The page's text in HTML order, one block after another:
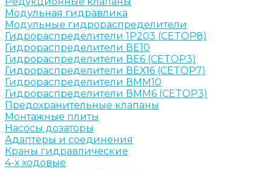
Модульная гидравлика
Модульные гидрораспределители
Гидрораспределители 1Р203 (CETOP8)
Гидрораспределители ВЕ10
Гидрораспределители ВЕ6 (CETOP3)
Гидрораспределители ВЕХ16 (CETOP7)
Гидрораспределители ВММ10
Гидрораспределители ВММ6 (CETOP3)
Предохранительные клапаны
Монтажные плиты
Насосы дозаторы
Адаптеры и соединения
Краны гидравлические
4-х ходовые